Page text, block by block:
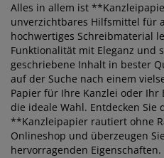
Alles in allem ist
unverzichtbares Hilfsmittel für
hochwertiges Schreibmaterial
Funktionalität mit Eleganz und
geschriebene Inhalt in bester
auf der Suche nach einem
Papier für Ihre Kanzlei oder Ihr
die ideale Wahl. Entdecken Sie
**Kanzleipapier rautiert ohne
Onlineshop und überzeugen
hervorragenden Eigenschaften.